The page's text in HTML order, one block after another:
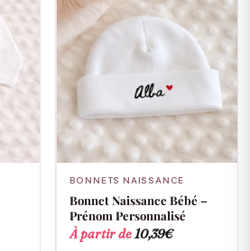
BONNETS NAISSANCE
Bonnet Naissance Bébé –
Prénom Personnalisé
À partir de10,39€